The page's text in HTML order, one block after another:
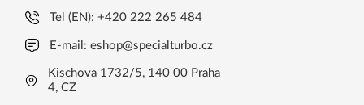
Tel (EN):+420 222 265 484
E-mail:eshop@specialturbo.cz
Kischova 1732/5, 140 00 Praha
4, CZ